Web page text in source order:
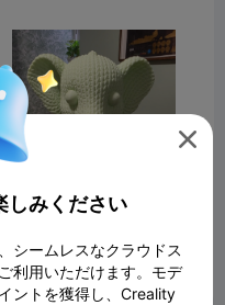
 5

しみください
シームレスなクラウドス
利用いただけます。モデ
ントを獲得し、Creality